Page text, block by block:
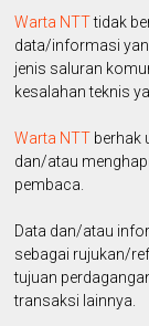
Warta NTTtidak
data/informasi
jenis saluran
kesalahan teknis
Warta NTT berhak
dan/atau
pembaca.
Data dan/atau
sebagai rujukan/
tujuan
transaksi lainnya.